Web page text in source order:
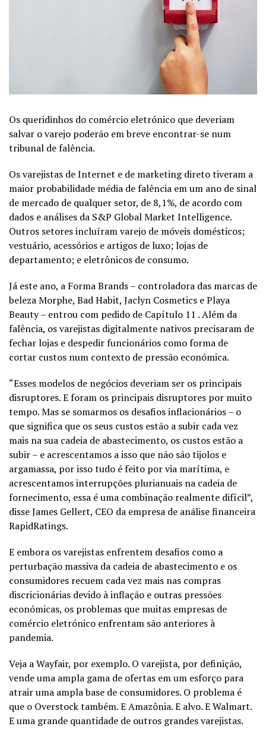
Os queridinhos do comércio eletrónico que deveriam
salvar o varejo poderão em breve encontrar-se num
tribunal de falência.
Os varejistas de Internet e de marketing direto tiveram a
maior probabilidade média de falência em um ano de sinal
de mercado de qualquer setor, de 8,1%, de acordo com
dados e análises da S&P Global Market Intelligence.
Outros setores incluíram varejo de móveis domésticos;
vestuário, acessórios e artigos de luxo; lojas de
departamento; e eletrônicos de consumo.
Já este ano, a Forma Brands – controladora das marcas de
beleza Morphe, Bad Habit, Jaclyn Cosmetics e Playa
Beauty – entrou com pedido de Capítulo 11 . Além da
falência, os varejistas digitalmente nativos precisaram de
fechar lojas e despedir funcionários como forma de
cortar custos num contexto de pressão económica.
“Esses modelos de negócios deveriam ser os principais
disruptores. E foram os principais disruptores por muito
tempo. Mas se somarmos os desafios inflacionários – o
que significa que os seus custos estão a subir cada vez
mais na sua cadeia de abastecimento, os custos estão a
subir – e acrescentamos a isso que não são tijolos e
argamassa, por isso tudo é feito por via marítima, e
acrescentamos interrupções plurianuais na cadeia de
fornecimento, essa é uma combinação realmente difícil”,
disse James Gellert, CEO da empresa de análise financeira
RapidRatings.
E embora os varejistas enfrentem desafios como a
perturbação massiva da cadeia de abastecimento e os
consumidores recuem cada vez mais nas compras
discricionárias devido à inflação e outras pressões
económicas, os problemas que muitas empresas de
comércio eletrónico enfrentam são anteriores à
pandemia.
Veja a Wayfair, por exemplo. O varejista, por definição,
vende uma ampla gama de ofertas em um esforço para
atrair uma ampla base de consumidores. O problema é
que o Overstock também. E Amazônia. E alvo. E Walmart.
E uma grande quantidade de outros grandes varejistas.